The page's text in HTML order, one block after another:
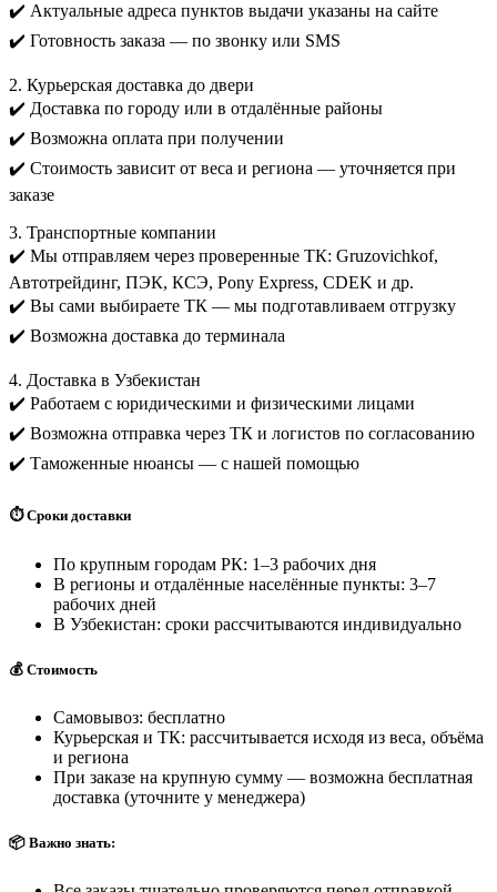
✔️ Актуальные адреса пунктов выдачи указаны на сайте
✔️ Готовность заказа — по звонку или SMS
2. Курьерская доставка до двери
✔️ Доставка по городу или в отдалённые районы
✔️ Возможна оплата при получении
✔️ Стоимость зависит от веса и региона — уточняется при
заказе
3. Транспортные компании
✔️ Мы отправляем через проверенные ТК: Gruzovichkof,
Автотрейдинг, ПЭК, КСЭ, Pony Express, CDEK и др.
✔️ Вы сами выбираете ТК — мы подготавливаем отгрузку
✔️ Возможна доставка до терминала
4. Доставка в Узбекистан
✔️ Работаем с юридическими и физическими лицами
✔️ Возможна отправка через ТК и логистов по согласованию
✔️ Таможенные нюансы — с нашей помощью
⏱️ Сроки доставки
По крупным городам РК: 1–3 рабочих дня
В регионы и отдалённые населённые пункты: 3–7
рабочих дней
В Узбекистан: сроки рассчитываются индивидуально
💰 Стоимость
Самовывоз: бесплатно
Курьерская и ТК: рассчитывается исходя из веса, объёма
и региона
При заказе на крупную сумму — возможна бесплатная
доставка (уточните у менеджера)
📦 Важно знать: